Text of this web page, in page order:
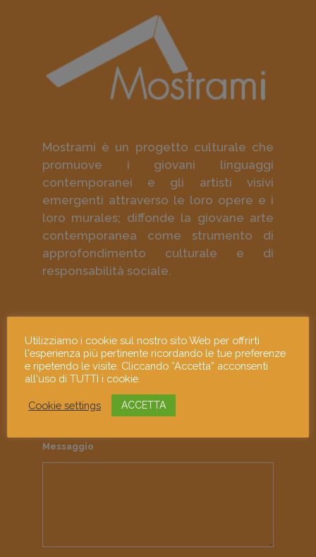
Mostrami è un progetto culturale che
promuove i giovani linguaggi
contemporanei e gli artisti visivi
emergenti attraverso le loro opere e i
loro murales; diffonde la giovane arte
contemporanea come strumento di
approfondimento culturale e di
responsabilità sociale.
Contattaci e dicci la tua!
Indirizzo email
Messaggio
Utilizziamo i cookie sul nostro sito Web per offrirti
l'esperienza più pertinente ricordando le tue preferenze
e ripetendo le visite. Cliccando “Accetta” acconsenti
all'uso di TUTTI i cookie.
Cookie settings ACCETTA